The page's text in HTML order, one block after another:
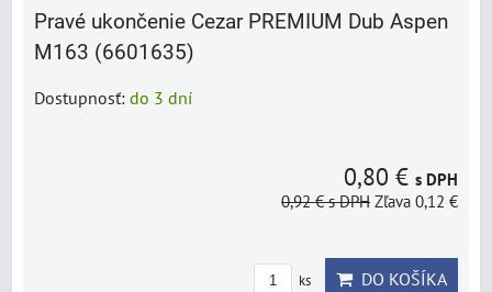
Pravé ukončenie Cezar PREMIUM Dub Aspen
M163 (6601635)
Dostupnosť: do 3 dní
0,80 € s DPH
0,92 €s DPH Zľava 0,12 €
ks DO KOŠÍKA